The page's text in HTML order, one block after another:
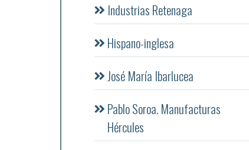
Industrias Retenaga
Hispano-inglesa
José María Ibarlucea
Pablo Soroa. Manufacturas
Hércules